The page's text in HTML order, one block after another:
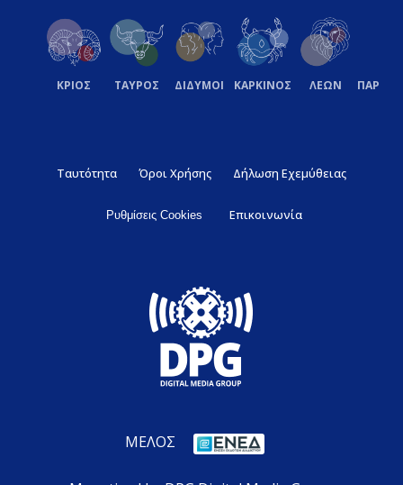
ΚΡΙΟΣ ΤΑΥΡΟΣ ΔΙΔΥΜΟΙ ΚΑΡΚΙΝΟΣ ΛΕΩΝ
Ταυτότητα Όροι Χρήσης Δήλωση Εχεμύθειας
Ρυθμίσεις Cookies Επικοινωνία
ΜΕΛΟΣ